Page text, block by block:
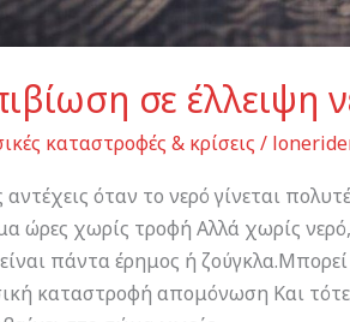
σε έλλειψη
καταστροφές & κρίσεις /
όταν το νερό γίνεται
ώρες χωρίς τροφή Αλλά χωρίς
πάντα έρημος ή
καταστροφή απομόνωση Και